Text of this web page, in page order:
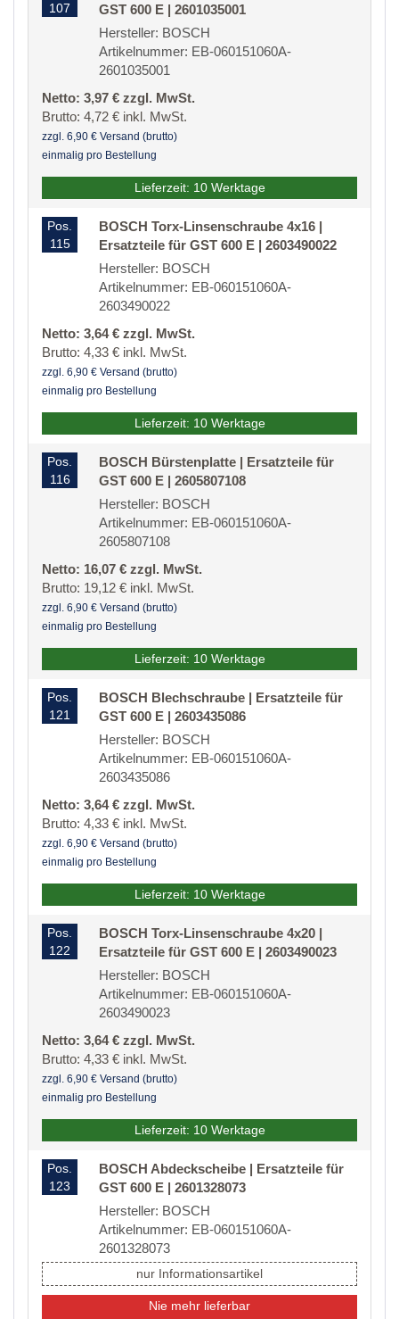
107
GST 600 E | 2601035001
Hersteller: BOSCH
Artikelnummer: EB-060151060A-
2601035001
Netto: 3,97 € zzgl. MwSt.
Brutto: 4,72 € inkl. MwSt.
zzgl. 6,90 € Versand (brutto)
einmalig pro Bestellung
Lieferzeit: 10 Werktage
Pos.
115
BOSCH Torx-Linsenschraube 4x16 |
Ersatzteile für GST 600 E | 2603490022
Hersteller: BOSCH
Artikelnummer: EB-060151060A-
2603490022
Netto: 3,64 € zzgl. MwSt.
Brutto: 4,33 € inkl. MwSt.
zzgl. 6,90 € Versand (brutto)
einmalig pro Bestellung
Lieferzeit: 10 Werktage
Pos.
116
BOSCH Bürstenplatte | Ersatzteile für
GST 600 E | 2605807108
Hersteller: BOSCH
Artikelnummer: EB-060151060A-
2605807108
Netto: 16,07 € zzgl. MwSt.
Brutto: 19,12 € inkl. MwSt.
zzgl. 6,90 € Versand (brutto)
einmalig pro Bestellung
Lieferzeit: 10 Werktage
Pos.
121
BOSCH Blechschraube | Ersatzteile für
GST 600 E | 2603435086
Hersteller: BOSCH
Artikelnummer: EB-060151060A-
2603435086
Netto: 3,64 € zzgl. MwSt.
Brutto: 4,33 € inkl. MwSt.
zzgl. 6,90 € Versand (brutto)
einmalig pro Bestellung
Lieferzeit: 10 Werktage
Pos.
122
BOSCH Torx-Linsenschraube 4x20 |
Ersatzteile für GST 600 E | 2603490023
Hersteller: BOSCH
Artikelnummer: EB-060151060A-
2603490023
Netto: 3,64 € zzgl. MwSt.
Brutto: 4,33 € inkl. MwSt.
zzgl. 6,90 € Versand (brutto)
einmalig pro Bestellung
Lieferzeit: 10 Werktage
Pos.
123
BOSCH Abdeckscheibe | Ersatzteile für
GST 600 E | 2601328073
Hersteller: BOSCH
Artikelnummer: EB-060151060A-
2601328073
nur Informationsartikel
Nie mehr lieferbar